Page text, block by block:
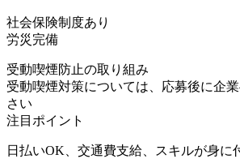
社会保険制度あり
労災完備
受動喫煙防止の取り組み
受動喫煙対策については、応募後に企
さい
注目ポイント
日払いOK、交通費支給、スキルが身に